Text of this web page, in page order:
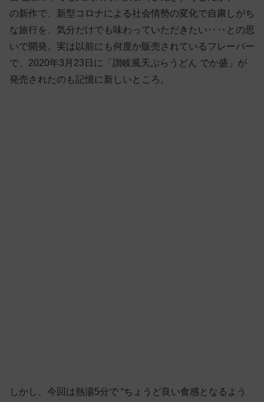
の新作で、新型コロナによる社会情勢の変化で自粛しがち
な旅行を、気分だけでも味わっていただきたい‥‥との思
いで開発。実は以前にも何度か販売されているフレーバー
で、2020年3月23日に「讃岐風天ぷらうどん でか盛」が
発売されたのも記憶に新しいところ。
しかし、今回は熱湯5分で “ちょうど良い食感となるよう